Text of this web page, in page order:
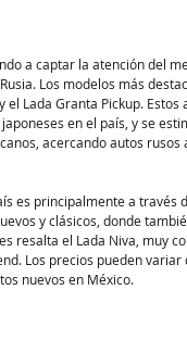
a captar la atención del
Los modelos más
el Lada Granta Pickup.
en el país, y se
acercando autos
es principalmente a
y clásicos, donde
resalta el Lada Niva, muy
Los precios pueden
nuevos en México.​